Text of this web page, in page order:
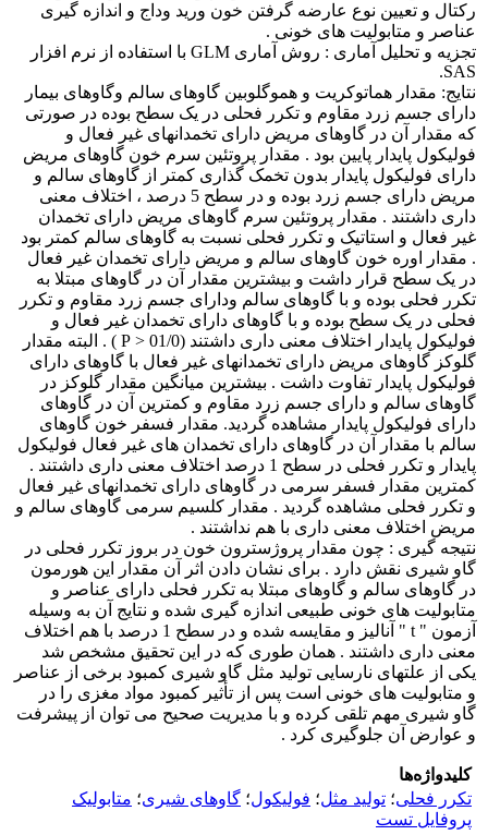
رکتال و تعیین نوع عارضه گرفتن خون ورید وداج و اندازه گیری
عناصر و متابولیت های خونی .
تجزیه و تحلیل آماری : روش آماری GLM با استفاده از نرم افزار
SAS.
نتایج: مقدار هماتوکریت و هموگلوبین گاوهای سالم وگاوهای بیمار
دارای جسم زرد مقاوم و تکرر فحلی در یک سطح بوده در صورتی
که مقدار آن در گاوهای مریض دارای تخمدانهای غیر فعال و
فولیکول پایدار پایین بود . مقدار پروتئین سرم خون گاوهای مریض
دارای فولیکول پایدار بدون تخمک گذاری کمتر از گاوهای سالم و
مریض دارای جسم زرد بوده و در سطح 5 درصد ، اختلاف معنی
داری داشتند . مقدار پروتئین سرم گاوهای مریض دارای تخمدان
غیر فعال و استاتیک و تکرر فحلی نسبت به گاوهای سالم کمتر بود
. مقدار اوره خون گاوهای سالم و مریض دارای تخمدان غیر فعال
در یک سطح قرار داشت و بیشترین مقدار آن در گاوهای مبتلا به
تکرر فحلی بوده و با گاوهای سالم ودارای جسم زرد مقاوم و تکرر
فحلی در یک سطح بوده و با گاوهای دارای تخمدان غیر فعال و
فولیکول پایدار اختلاف معنی داری داشتند (01/0 < P ) . البته مقدار
گلوکز گاوهای مریض دارای تخمدانهای غیر فعال با گاوهای دارای
فولیکول پایدار تفاوت داشت . بیشترین میانگین مقدار گلوکز در
گاوهای سالم و دارای جسم زرد مقاوم و کمترین آن در گاوهای
دارای فولیکول پایدار مشاهده گردید. مقدار فسفر خون گاوهای
سالم با مقدار آن در گاوهای دارای تخمدان های غیر فعال فولیکول
پایدار و تکرر فحلی در سطح 1 درصد اختلاف معنی داری داشتند .
کمترین مقدار فسفر سرمی در گاوهای دارای تخمدانهای غیر فعال
و تکرر فحلی مشاهده گردید . مقدار کلسیم سرمی گاوهای سالم و
مریض اختلاف معنی داری با هم نداشتند .
نتیجه گیری : چون مقدار پروژسترون خون در بروز تکرر فحلی در
گاو شیری نقش دارد . برای نشان دادن اثر آن مقدار این هورمون
در گاوهای سالم و گاوهای مبتلا به تکرر فحلی دارای عناصر و
متابولیت های خونی طبیعی اندازه گیری شده و نتایج آن به وسیله
آزمون " t " آنالیز و مقایسه شده و در سطح 1 درصد با هم اختلاف
معنی داری داشتند . همان طوری که در این تحقیق مشخص شد
یکی از علتهای نارسایی تولید مثل گاو شیری کمبود برخی از عناصر
و متابولیت های خونی است پس از تأثیر کمبود مواد مغزی را در
گاو شیری مهم تلقی کرده و با مدیریت صحیح می توان از پیشرفت
و عوارض آن جلوگیری کرد .
کلیدواژه‌ها
تکرر فحلی؛ تولید مثل؛ فولیکول؛ گاوهای شیری؛ متابولیک
پروفایل تست